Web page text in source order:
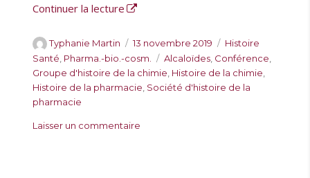
a
a
Continuer la lecture de « Séance commune de la SHP et
A
u
t
e
u
Typhanie Martin
P
u
b
l
l
13 novembre 2019
C
a
t
é
Histoire
Santé, Pharma.-bio.-cosm.
É
t
i
Alcaloïdes, Conférence,
Groupe d'histoire de la chimie, Histoire de la chimie,
Histoire de la pharmacie, Société d'histoire de la
pharmacie
Laisser un commentaire